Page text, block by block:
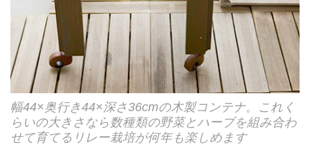
幅44×奥行き44×深さ36cmの木製コンテナ。これく
らいの大きさなら数種類の野菜とハーブを組み合わ
せて育てるリレー栽培が何年も楽しめます